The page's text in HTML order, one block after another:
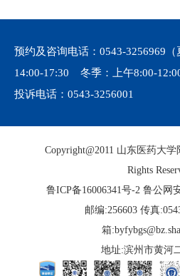
预约及咨询电话： 0543-3256969
14:00-17:30 冬季：上午8:00-
投诉电话： 0543-3256001
Copyright@2011 山东医药大
Rights
鲁ICP备16006341号-2 鲁公网
邮编:256603 传真
箱
地址:滨州市黄河